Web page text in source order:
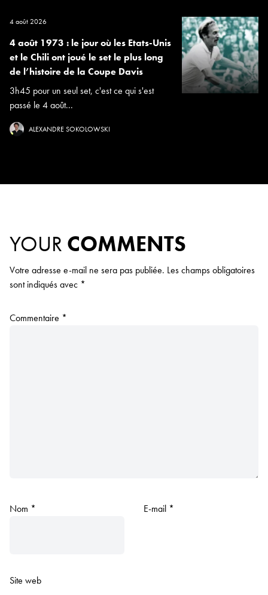
4 août 2026
4 août 1973 : le jour où les Etats-Unis
et le Chili ont joué le set le plus long
de l’histoire de la Coupe Davis
3h45 pour un seul set, c'est ce qui s'est
passé le 4 août...
ALEXANDRE SOKOLOWSKI
YOUR COMMENTS
Votre adresse e-mail ne sera pas publiée. Les champs obligatoires
sont indiqués avec *
Commentaire *
Nom * E-mail *
Site web